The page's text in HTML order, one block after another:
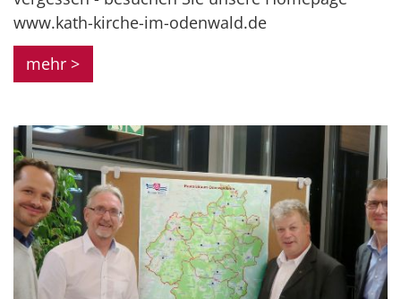
www.kath-kirche-im-odenwald.de
mehr >